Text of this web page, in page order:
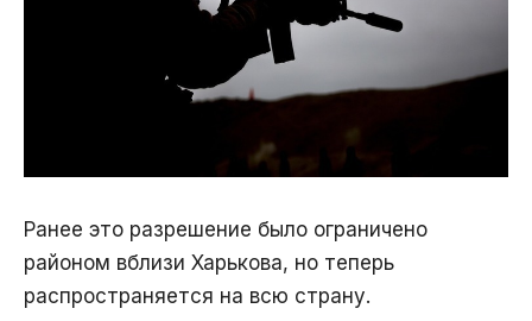
Ранее это разрешение было ограничено
районом вблизи Харькова, но теперь
распространяется на всю страну.